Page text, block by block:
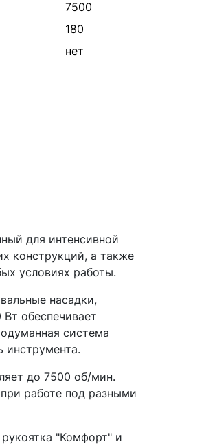
7500
180
нет
для интенсивной
конструкций, а также
условиях работы.
насадки,
обеспечивает
система
инструмента.
до 7500 об/мин.
работе под разными
"Комфорт" и